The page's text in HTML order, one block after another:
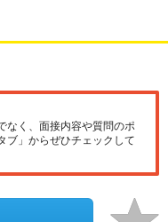
なく、面接内容や質問のポ
ブ」からぜひチェックして